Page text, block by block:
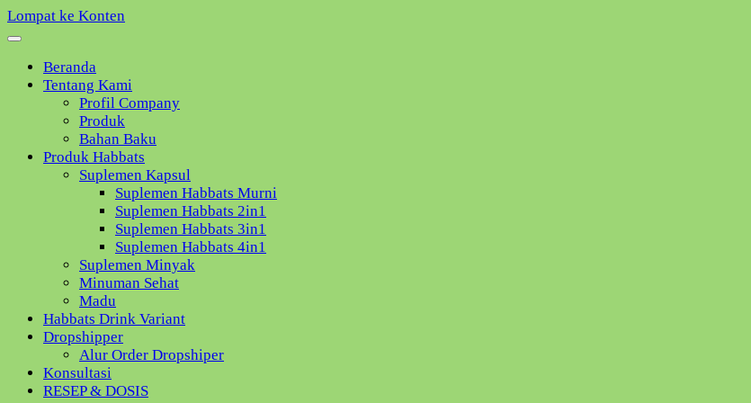
Lompat ke Konten
Beranda
Tentang Kami
Profil Company
Produk
Bahan Baku
Produk Habbats
Suplemen Kapsul
Suplemen Habbats Murni
Suplemen Habbats 2in1
Suplemen Habbats 3in1
Suplemen Habbats 4in1
Suplemen Minyak
Minuman Sehat
Madu
Habbats Drink Variant
Dropshipper
Alur Order Dropshiper
Konsultasi
RESEP & DOSIS